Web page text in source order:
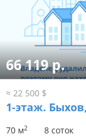
66 119 р.
≈ 22 500 $
1-этаж.
70 м2 8 соток